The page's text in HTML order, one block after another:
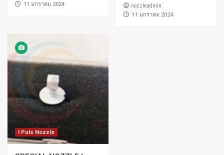
่11 มกราคม 2024 nozzleadmin
่11 มกราคม 2024
I Puls Nozzle